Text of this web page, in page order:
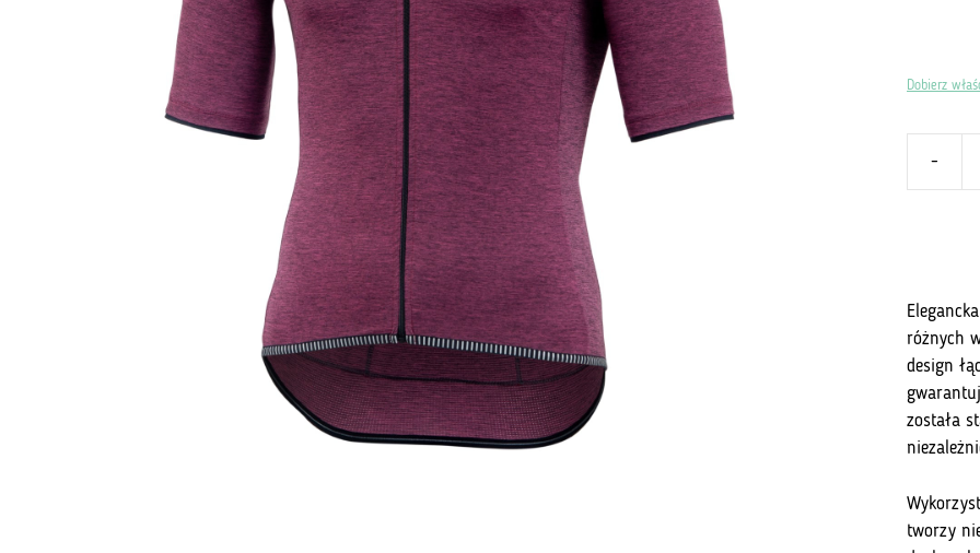
Dobierz
-
Crystal
różnych
design
została
tworzy